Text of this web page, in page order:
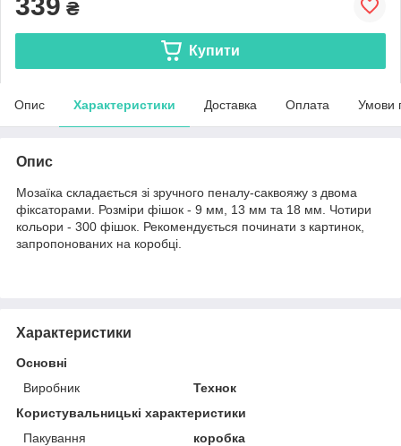
₴
Купити
Опис Характеристики Доставка Оплата Умови
Опис
Мозаїка складається зі зручного пеналу-саквояжу з двома
фіксаторами. Розміри фішок - 9 мм, 13 мм та 18 мм. Чотири
кольори - 300 фішок. Рекомендується починати з картинок,
запропонованих на коробці.
Характеристики
Основні
Виробник
Технок
Користувальницькі характеристики
Пакування
коробка